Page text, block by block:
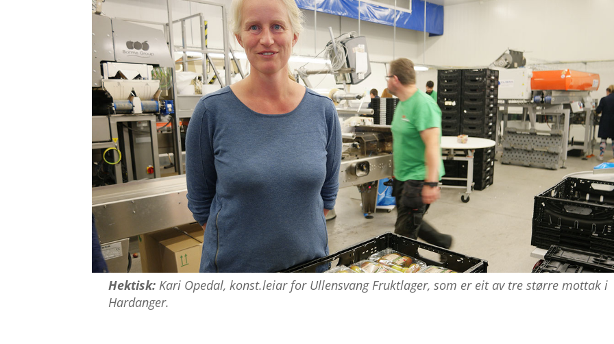
Hektisk: Kari Opedal, konst.leiar for Ullensvang Fruktlager, som er eit av tre større mottak i
Hardanger.